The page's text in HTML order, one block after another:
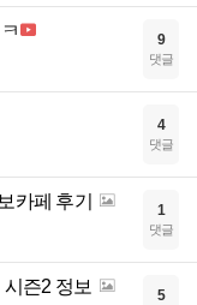
9
댓글
4
댓글
카페 후기 1
댓글
즌2 정보 5